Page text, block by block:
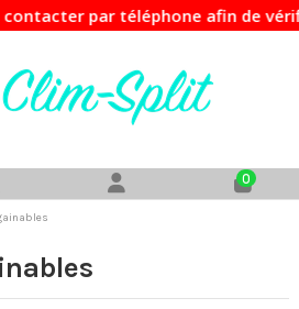
par téléphone afin de
0